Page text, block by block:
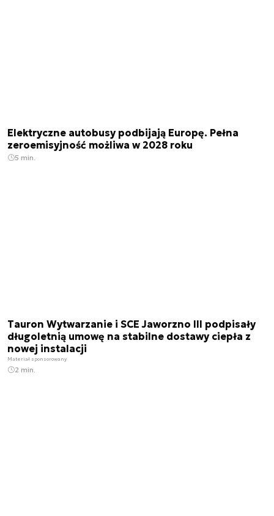
Elektryczne autobusy podbijają Europę. Pełna
zeroemisyjność możliwa w 2028 roku
5 min.
Tauron Wytwarzanie i SCE Jaworzno III podpisały
długoletnią umowę na stabilne dostawy ciepła z
nowej instalacji
Materiał sponsorowany
2 min.